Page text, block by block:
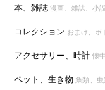
本、雑誌 漫画、雑誌、小説
コレクション おまけ、ボ
アクセサリー、時計 懐
ペット、生き物 魚類、虫